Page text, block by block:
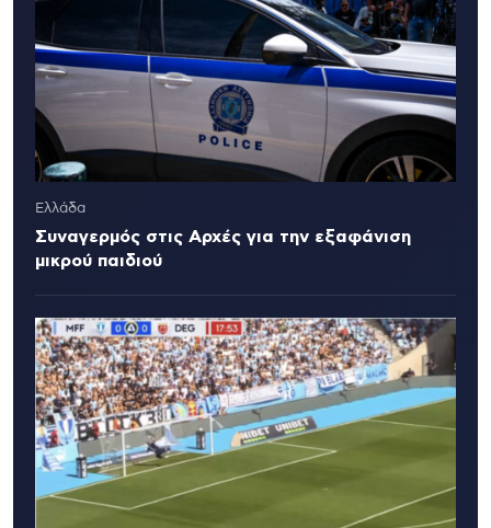
Ελλάδα
Συναγερμός στις Αρχές για την εξαφάνιση
μικρού παιδιού